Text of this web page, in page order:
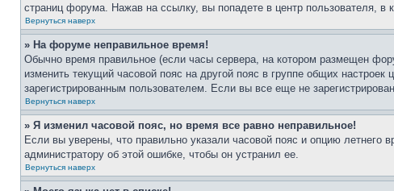
страниц форума. Нажав на ссылку, вы попадете в центр пользователя, в
Вернуться наверх
» На форуме неправильное время!
Обычно время правильное (если часы сервера, на котором размещен
изменить текущий часовой пояс на другой пояс в группе общих
зарегистрированным пользователем. Если вы все еще не
Вернуться наверх
» Я изменил часовой пояс, но время все равно неправильное!
Если вы уверены, что правильно указали часовой пояс и опцию летнего
администратору об этой ошибке, чтобы он устранил ее.
Вернуться наверх